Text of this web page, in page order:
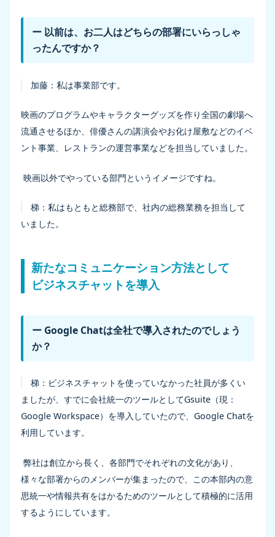
ー 以前は、お二人はどちらの部署にいらっしゃ
ったんですか？
加藤：私は事業部です。
映画のプログラムやキャラクターグッズを作り全国の劇場へ
流通させるほか、俳優さんの講演会やお化け屋敷などのイベ
ント事業、レストランの運営事業などを担当していました。
映画以外でやっている部門というイメージですね。
梯：私はもともと総務部で、社内の総務業務を担当して
いました。
新たなコミュニケーション方法として
ビジネスチャットを導入
ー Google Chatは全社で導入されたのでしょう
か？
梯： ビジネスチャットを使っていなかった社員が多くい
ましたが、すでに会社統一のツールとしてGsuite（現：
Google Workspace）を導入していたので、Google Chatを
利用しています。
弊社は創立から長く、各部門でそれぞれの文化があり、
様々な部署からのメンバーが集まったので、この本部内の意
思統一や情報共有をはかるためのツールとして積極的に活用
するようにしています。